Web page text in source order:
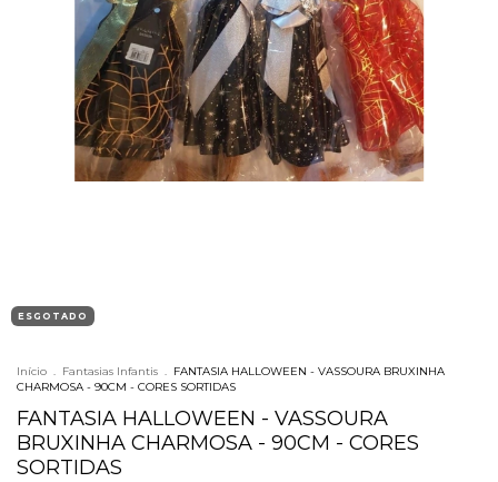
ESGOTADO
Início . Fantasias Infantis . FANTASIA HALLOWEEN - VASSOURA BRUXINHA
CHARMOSA - 90CM - CORES SORTIDAS
FANTASIA HALLOWEEN - VASSOURA
BRUXINHA CHARMOSA - 90CM - CORES
SORTIDAS